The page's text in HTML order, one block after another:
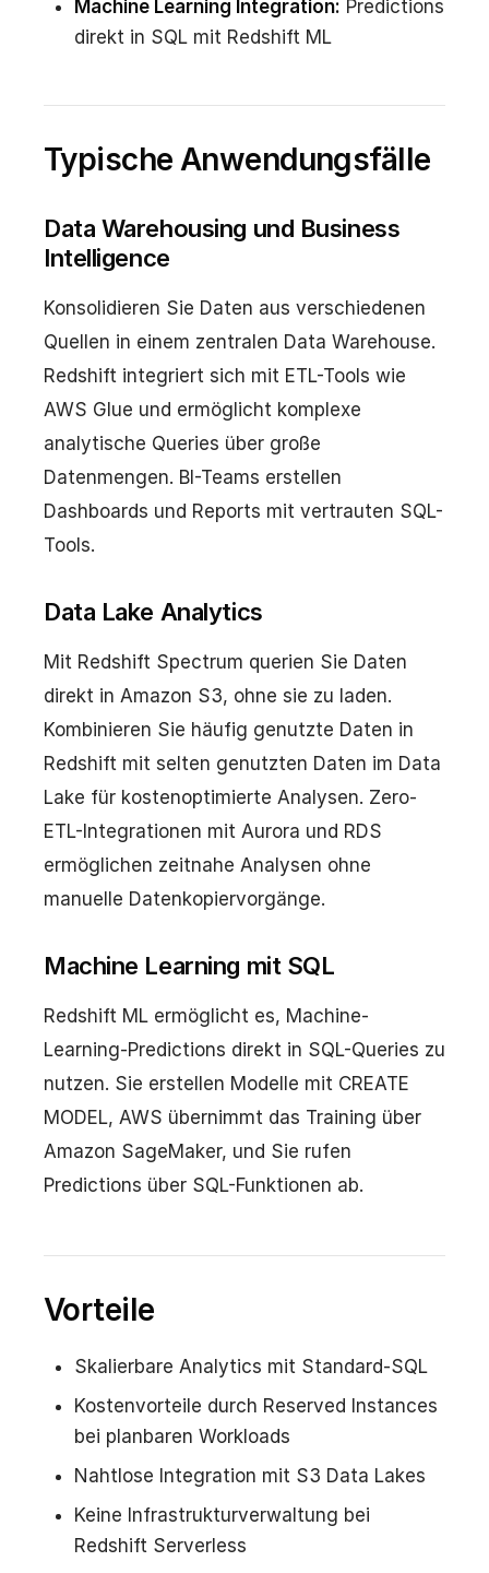
Machine Learning Integration: Predictions
direkt in SQL mit Redshift ML
Typische Anwendungsfälle
Data Warehousing und Business
Intelligence
Konsolidieren Sie Daten aus verschiedenen
Quellen in einem zentralen Data Warehouse.
Redshift integriert sich mit ETL-Tools wie
AWS Glue und ermöglicht komplexe
analytische Queries über große
Datenmengen. BI-Teams erstellen
Dashboards und Reports mit vertrauten SQL-
Tools.
Data Lake Analytics
Mit Redshift Spectrum querien Sie Daten
direkt in Amazon S3, ohne sie zu laden.
Kombinieren Sie häufig genutzte Daten in
Redshift mit selten genutzten Daten im Data
Lake für kostenoptimierte Analysen. Zero-
ETL-Integrationen mit Aurora und RDS
ermöglichen zeitnahe Analysen ohne
manuelle Datenkopiervorgänge.
Machine Learning mit SQL
Redshift ML ermöglicht es, Machine-
Learning-Predictions direkt in SQL-Queries zu
nutzen. Sie erstellen Modelle mit CREATE
MODEL, AWS übernimmt das Training über
Amazon SageMaker, und Sie rufen
Predictions über SQL-Funktionen ab.
Vorteile
Skalierbare Analytics mit Standard-SQL
Kostenvorteile durch Reserved Instances
bei planbaren Workloads
Nahtlose Integration mit S3 Data Lakes
Keine Infrastrukturverwaltung bei
Redshift Serverless